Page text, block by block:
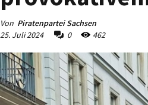
Von Piratenpartei Sachsen
25. Juli 2024
0 462